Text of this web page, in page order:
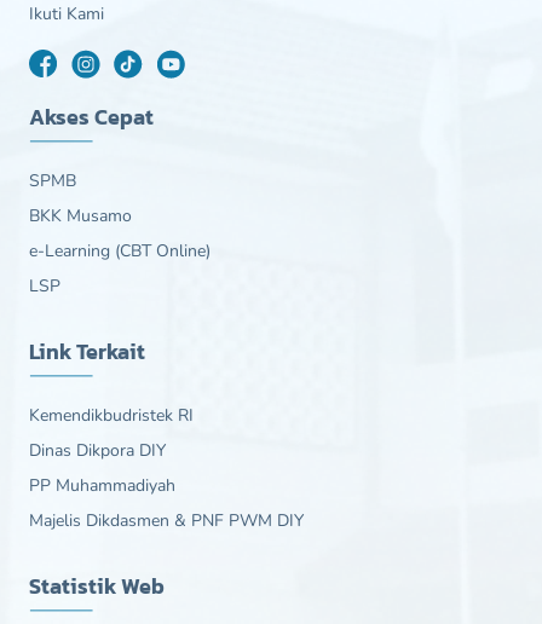
Ikuti Kami
Akses Cepat
SPMB
BKK Musamo
e-Learning (CBT Online)
LSP
Link Terkait
Kemendikbudristek RI
Dinas Dikpora DIY
PP Muhammadiyah
Majelis Dikdasmen & PNF PWM DIY
Statistik Web